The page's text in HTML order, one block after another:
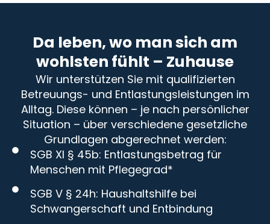
Da leben, wo man sich am
wohlsten fühlt – Zuhause
Wir unterstützen Sie mit qualifizierten
Betreuungs- und Entlastungsleistungen im
Alltag. Diese können – je nach persönlicher
Situation – über verschiedene gesetzliche
Grundlagen abgerechnet werden:
SGB XI § 45b: Entlastungsbetrag für
Menschen mit Pflegegrad*
SGB V § 24h: Haushaltshilfe bei
Schwangerschaft und Entbindung